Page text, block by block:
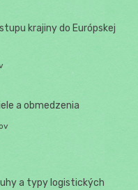
krajiny do Európskej
a obmedzenia
a typy logistických